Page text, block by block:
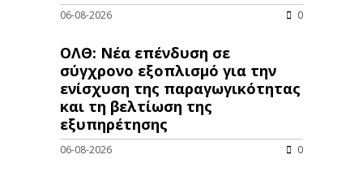
06-08-2026 0
ΟΛΘ: Νέα επένδυση σε
σύγχρονο εξοπλισμό για την
ενίσχυση της παραγωγικότητας
και τη βελτίωση της
εξυπηρέτησης
06-08-2026 0